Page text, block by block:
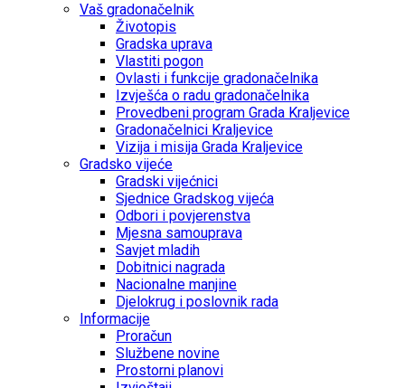
Vaš gradonačelnik
Životopis
Gradska uprava
Vlastiti pogon
Ovlasti i funkcije gradonačelnika
Izvješća o radu gradonačelnika
Provedbeni program Grada Kraljevice
Gradonačelnici Kraljevice
Vizija i misija Grada Kraljevice
Gradsko vijeće
Gradski vijećnici
Sjednice Gradskog vijeća
Odbori i povjerenstva
Mjesna samouprava
Savjet mladih
Dobitnici nagrada
Nacionalne manjine
Djelokrug i poslovnik rada
Informacije
Proračun
Službene novine
Prostorni planovi